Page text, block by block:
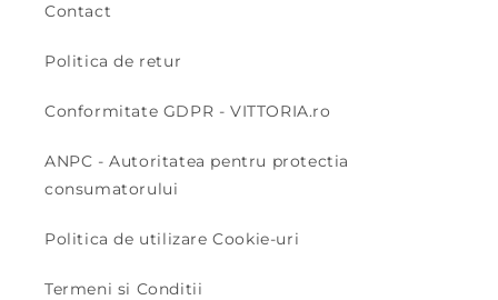
Contact
Politica de retur
Conformitate GDPR - VITTORIA.ro
ANPC - Autoritatea pentru protectia
consumatorului
Politica de utilizare Cookie-uri
Termeni si Conditii